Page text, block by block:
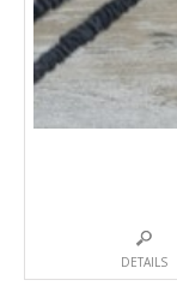
DETAILS